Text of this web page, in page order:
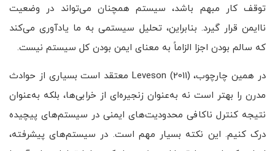
توقف کار مبهم باشد، سیستم همچنان می‌تواند در وضعیت
ناایمن قرار گیرد. بنابراین، تحلیل سیستمی به ما یادآوری می‌کند
که سالم بودن اجزا الزاماً به معنای ایمن بودن کل سیستم نیست.
در همین چارچوب، Leveson (2011) معتقد است بسیاری از حوادث
مدرن را بهتر است نه به‌عنوان زنجیره‌ای از خرابی‌ها، بلکه به‌عنوان
نتیجه کنترل ناکافی محدودیت‌های ایمنی در سیستم‌های پیچیده
درک کنیم. این نکته بسیار مهم است. در سیستم‌های پیشرفته،